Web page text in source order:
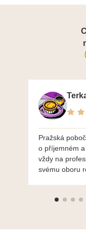
Pražská
o příjemném
vždy na
svému oboru
výběru, jak